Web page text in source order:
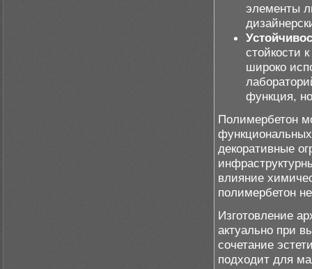
элементы
стойкости
широко
функция,
Полимербетон
декоративные
влияние
полимербетон
Изготовление
актуально при
сочетание
подходит для